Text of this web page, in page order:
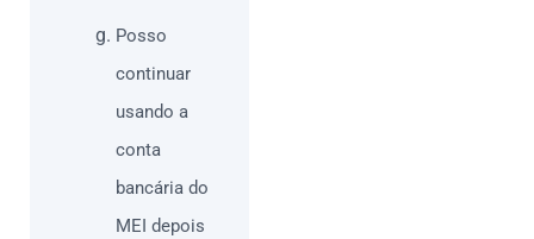
Posso
continuar
usando a
conta
bancária do
MEI depois